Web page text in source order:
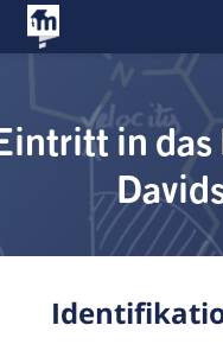
Zum Hauptinhalt
in das